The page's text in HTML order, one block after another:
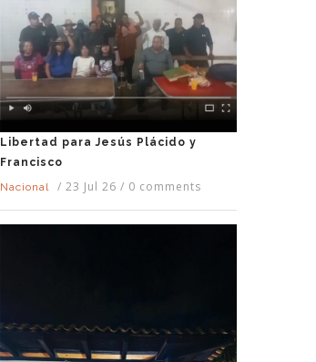
Libertad para Jesús Plácido y
Francisco
Nacional
/ 23 Jul 26 / 0 comments